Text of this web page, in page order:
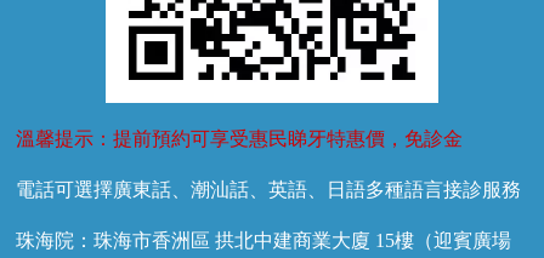
溫馨提示：提前預約可享受惠民睇牙特惠價，免診金
電話可選擇廣東話、潮汕話、英語、日語多種語言接診服務
珠海院：珠海市香洲區 拱北中建商業大廈 15樓（迎賓廣場